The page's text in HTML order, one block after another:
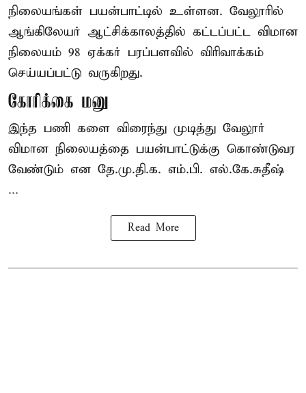
நிலையங்கள் பயன்பாட்டில் உள்ளன. வேலூரில்
ஆங்கிலேயர் ஆட்சிக்காலத்தில் கட்டப்பட்ட விமான
நிலையம் 98 ஏக்கர் பரப்பளவில் விரிவாக்கம்
செய்யப்பட்டு வருகிறது.
கோரிக்கை மனு
இந்த பணி களை விரைந்து முடித்து வேலூர்
விமான நிலையத்தை பயன்பாட்டுக்கு கொண்டுவர
வேண்டும் என தே.மு.தி.க. எம்.பி. எல்.கே.சுதீஷ்
...
Read More